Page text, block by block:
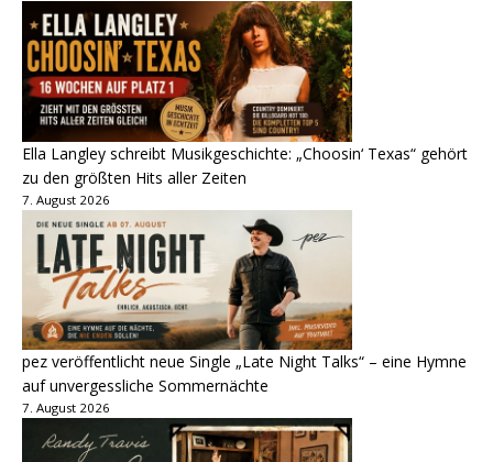
Ella Langley schreibt Musikgeschichte: „Choosin‘ Texas“ gehört
zu den größten Hits aller Zeiten
7. August 2026
pez veröffentlicht neue Single „Late Night Talks“ – eine Hymne
auf unvergessliche Sommernächte
7. August 2026